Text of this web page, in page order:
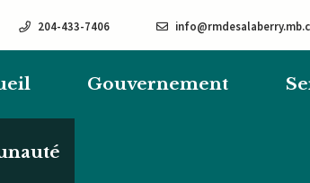
204-433-7406
Gouvernement